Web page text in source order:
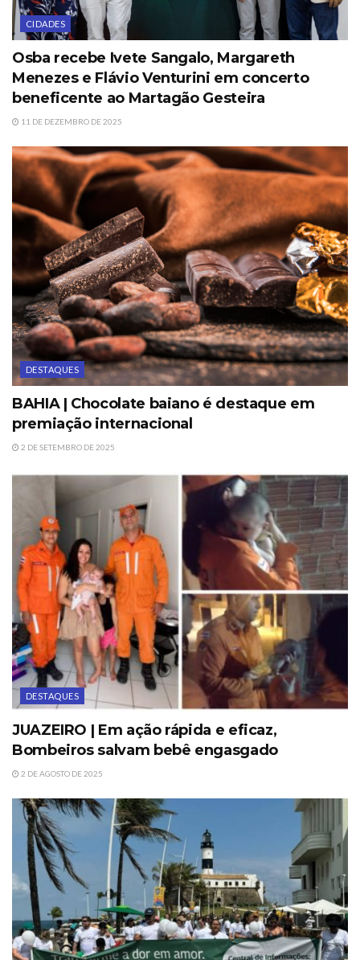
CIDADES
Osba recebe Ivete Sangalo, Margareth
Menezes e Flávio Venturini em concerto
beneficente ao Martagão Gesteira
11 DE DEZEMBRO DE 2025
DESTAQUES
BAHIA | Chocolate baiano é destaque em
premiação internacional
2 DE SETEMBRO DE 2025
DESTAQUES
JUAZEIRO | Em ação rápida e eficaz,
Bombeiros salvam bebê engasgado
2 DE AGOSTO DE 2025